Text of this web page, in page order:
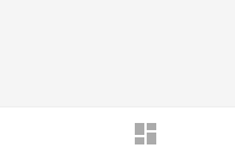
dashboard